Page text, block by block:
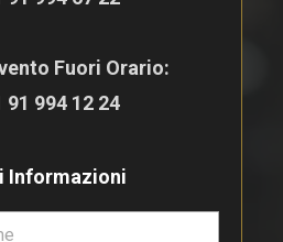
Fuori Orario:
91 994 12 24
Informazioni